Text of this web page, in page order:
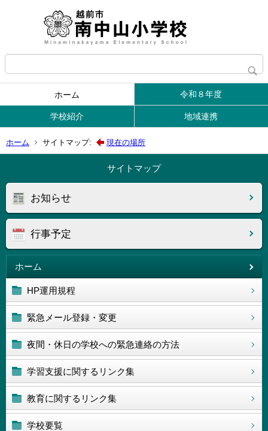
ホーム 令和８年度
学校紹介 地域連携
ホーム サイトマップ: 現在の場所
サイトマップ
お知らせ
行事予定
ホーム
HP運用規程
緊急メール登録・変更
夜間・休日の学校への緊急連絡の方法
学習支援に関するリンク集
教育に関するリンク集
学校要覧